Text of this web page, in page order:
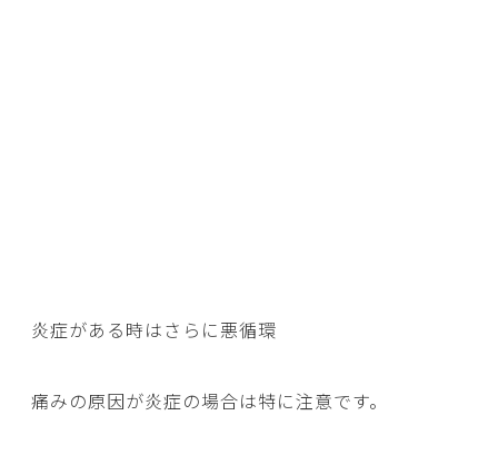
炎症がある時はさらに悪循環
痛みの原因が炎症の場合は特に注意です。